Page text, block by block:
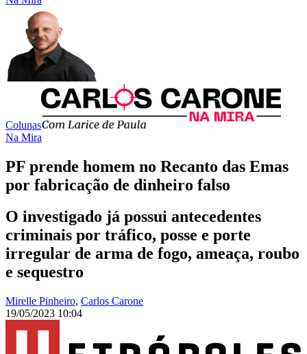
Colunas
Na Mira
PF prende homem no Recanto das Emas
por fabricação de dinheiro falso
O investigado já possui antecedentes
criminais por tráfico, posse e porte
irregular de arma de fogo, ameaça, roubo
e sequestro
Mirelle Pinheiro, Carlos Carone
19/05/2023 10:04